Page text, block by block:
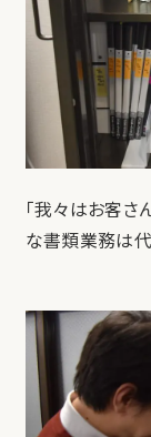
「我々はお客さ
な書類業務は代